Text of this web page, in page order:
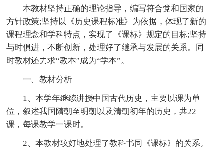
本教材坚持正确的理论指导，编写符合党和国家的
方针政策;坚持以《历史课程标准》为依据，体现了新的
课程理念和学科特点，实现了《课标》规定的目标;坚持
与时俱进，不断创新，处理好了继承与发展的关系。同
时教材还力求“教本”成为“学本”。
一、教材分析
1、本学年继续讲授中国古代历史，主要以课为单
位，叙述我国隋朝至明朝以及清朝初年的历史，共22
课，每课教学一课时。
2、本教材较好地处理了教科书同《课标》的关系。